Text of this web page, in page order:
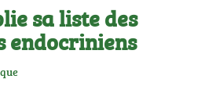
sa liste des